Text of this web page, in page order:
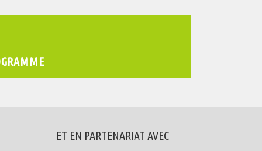
ET EN PARTENARIAT AVEC